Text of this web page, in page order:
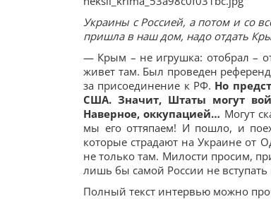
Украины с Россией, а потом и со
пришла в наш дом, надо отдать
— Крым – не игрушка: отобрал –
живет там. Был проведен
за присоединение к РФ. Но
США. Значит, Штаты могут
Наверное, оккупацией… Могут
мы его оттяпаем! И пошло, и
которые страдают на Украине от
не только там. Милости просим,
лишь бы самой России не
Полный текст интервью можно